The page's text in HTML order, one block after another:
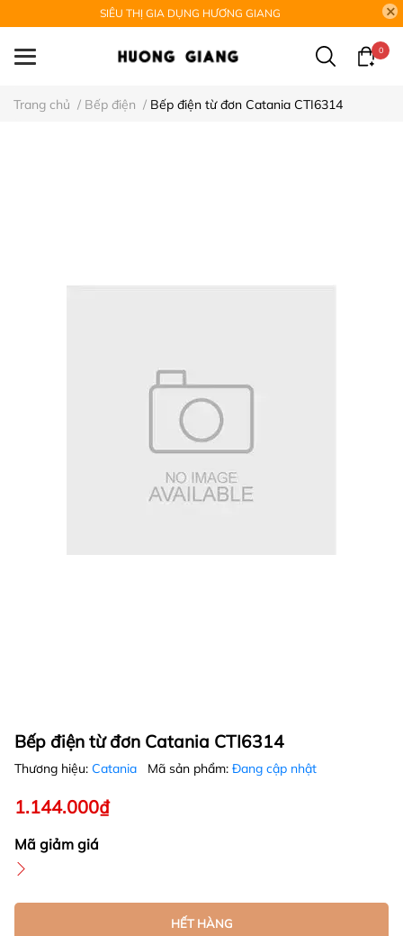
SIÊU THỊ GIA DỤNG HƯƠNG GIANG
0
Trang chủ / Bếp điện / Bếp điện từ đơn Catania CTI6314
Bếp điện từ đơn Catania CTI6314
Thương hiệu: Catania Mã sản phẩm: Đang cập nhật
1.144.000₫
Mã giảm giá
HẾT HÀNG